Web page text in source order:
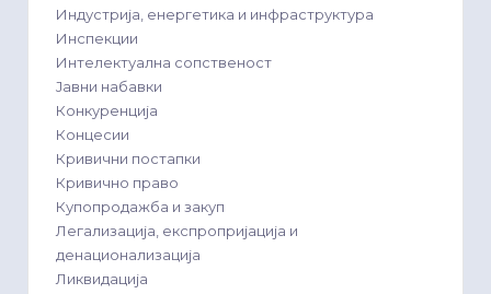
Индустрија, енергетика и инфраструктура
Инспекции
Интелектуална сопственост
Јавни набавки
Конкуренција
Концесии
Кривични постапки
Кривично право
Купопродажба и закуп
Легализација, експропријација и
денационализација
Ликвидација